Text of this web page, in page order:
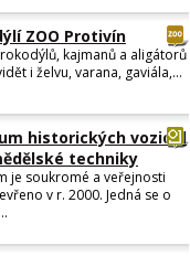
ZOO Protivín
kajmanů a aligátorů
i želvu, varana, gaviála,...
historických vozidel
techniky
je soukromé a veřejnosti
v r. 2000. Jedná se o